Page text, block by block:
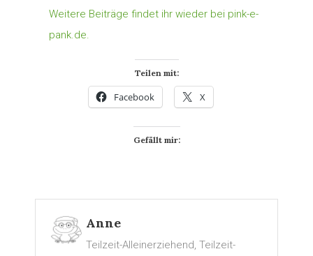
Weitere Beiträge findet ihr wieder bei pink-e-
pank.de.
Teilen mit:
Facebook X
Gefällt mir:
Anne
Teilzeit-Alleinerziehend, Teilzeit-